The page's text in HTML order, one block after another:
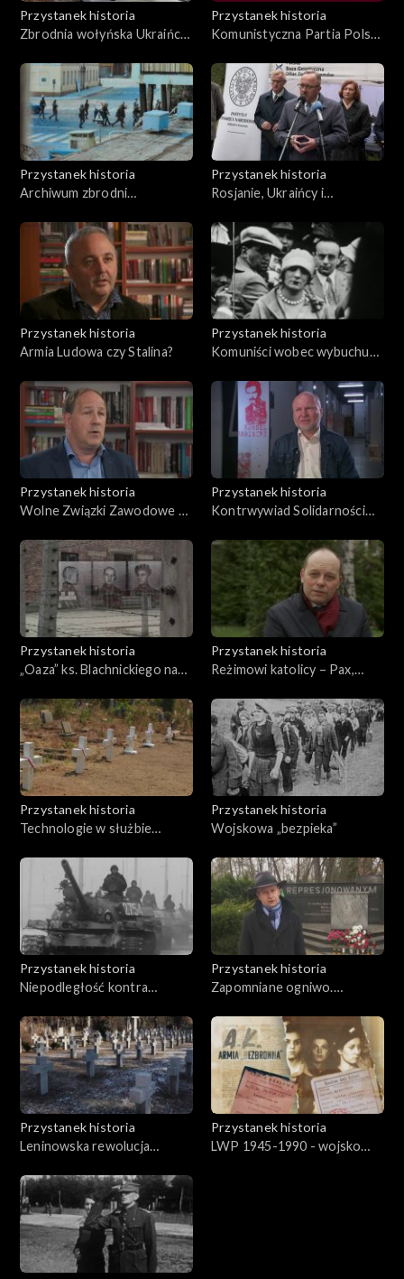
Przystanek historia
Zbrodnia wołyńska Ukraińcy
Przystanek historia
Komunistyczna Partia Polski
II Rzeczpospolitej
Przystanek historia
Archiwum zbrodni
nieskończone śledztwa
Przystanek historia
Rosjanie, Ukraińcy i
Czerwonej w 1920 r. Armia
gen. Stanisława Bułak
Bałachowicza
Przystanek historia
Armia Ludowa czy Stalina?
Przystanek historia
Komuniści wobec wybuchu
Przystanek historia
Wolne Związki Zawodowe –
Przystanek historia
Kontrwywiad Solidarności
Przystanek historia
„Oaza” ks. Blachnickiego na
Przystanek historia
Reżimowi katolicy – Pax,
Powszechny
Przystanek historia
Technologie w służbie
Przystanek historia
Wojskowa „bezpieka”
Przystanek historia
Niepodległość kontra
Przystanek historia
Zapomniane ogniwo.
1945-1956
Przystanek historia
Leninowska rewolucja
Przystanek historia
LWP 1945-1990 - wojsko